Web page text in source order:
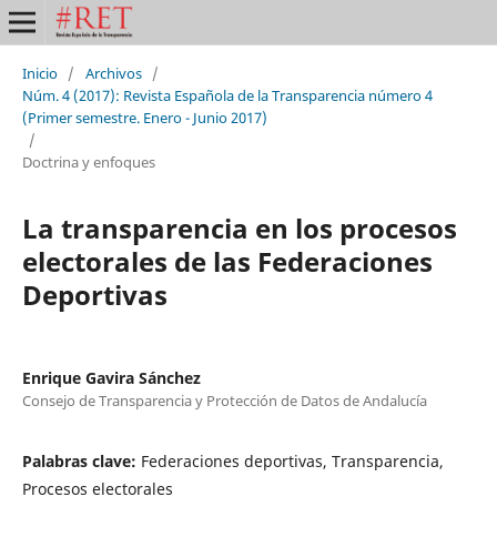
Inicio / Archivos /
Núm. 4 (2017): Revista Española de la Transparencia número 4
(Primer semestre. Enero - Junio 2017)
/
Doctrina y enfoques
La transparencia en los procesos
electorales de las Federaciones
Deportivas
Enrique Gavira Sánchez
Consejo de Transparencia y Protección de Datos de Andalucía
Palabras clave: Federaciones deportivas, Transparencia,
Procesos electorales